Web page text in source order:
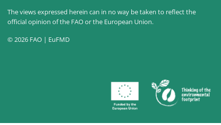
The views expressed herein can in no way be taken to reflect the
official opinion of the FAO or the European Union.
© 2026 FAO | EuFMD